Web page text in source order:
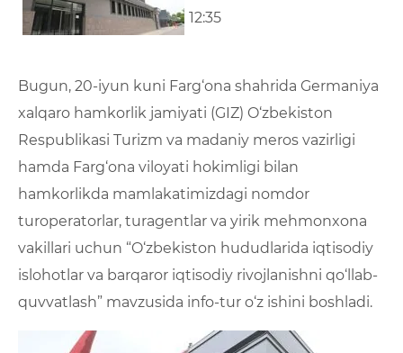
12:35
Bugun, 20-iyun kuni Farg‘ona shahrida Germaniya
xalqaro hamkorlik jamiyati (GIZ) O‘zbekiston
Respublikasi Turizm va madaniy meros vazirligi
hamda Farg‘ona viloyati hokimligi bilan
hamkorlikda mamlakatimizdagi nomdor
turoperatorlar, turagentlar va yirik mehmonxona
vakillari uchun “O‘zbekiston hududlarida iqtisodiy
islohotlar va barqaror iqtisodiy rivojlanishni qo‘llab-
quvvatlash” mavzusida info-tur o‘z ishini boshladi.